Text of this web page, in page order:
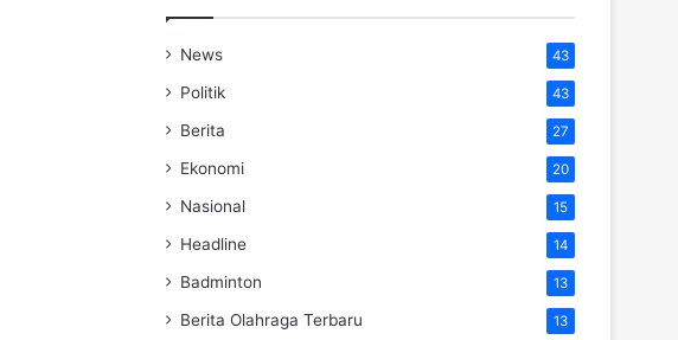
News 43
Politik 43
Berita 27
Ekonomi 20
Nasional 15
Headline 14
Badminton 13
Berita Olahraga Terbaru 13